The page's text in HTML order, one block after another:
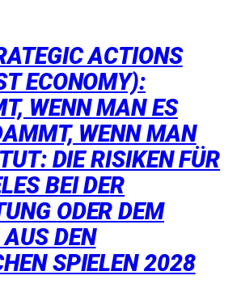
ACTIONS
ECONOMY):
WENN MAN ES
WENN MAN
DIE RISIKEN FÜR
BEI DER
ODER DEM
DEN
SPIELEN 2028